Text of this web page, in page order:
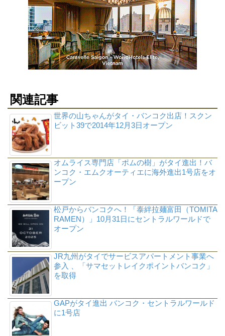
関連記事
世界の山ちゃんがタイ・バンコク出店！スクン
ビット39で2014年12月3日オープン
オムライス専門店「ポムの樹」がタイ進出！バ
ンコク・エムクオーティエに海外進出1号店をオ
ープン
松戸からバンコクへ！「泰絆拉麺富田（TOMITA
RAMEN）」10月31日にセントラルワールドで
オープン
JR九州がタイでサービスアパートメント事業へ
参入 、「サマセットレイクポイントバンコク」
を取得
GAPがタイ進出 バンコク・セントラルワールド
に1号店